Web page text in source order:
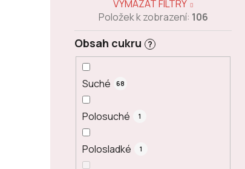
Obsah cukru ?
Suché 68
Polosuché 1
Polosladké 1
VYMAZAT FILTRY
Položek k zobrazení: 106